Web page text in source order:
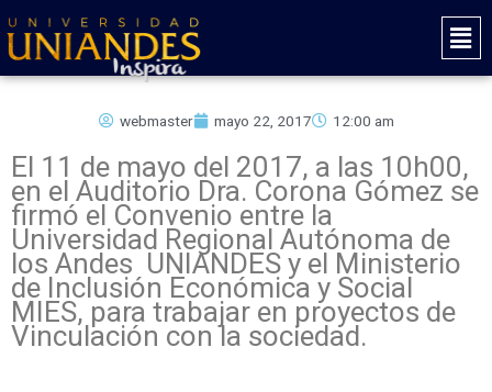
al
contenido
Main
webmaster mayo 22, 2017 12:00 am
El 11 de mayo del 2017, a las 10h00,
en el Auditorio Dra. Corona Gómez se
firmó el Convenio entre la
Universidad Regional Autónoma de
los Andes UNIANDES y el Ministerio
de Inclusión Económica y Social
MIES, para trabajar en proyectos de
Vinculación con la sociedad.